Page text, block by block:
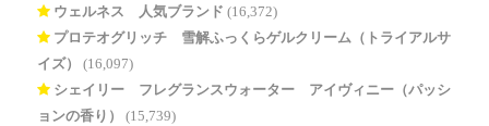
ウェルネス 人気ブランド (16,372)
プロテオグリッチ 雪解ふっくらゲルクリーム（トライアルサ
イズ）
(16,097)
シェイリー フレグランスウォーター アイヴィニー（パッシ
ョンの香り）
(15,739)